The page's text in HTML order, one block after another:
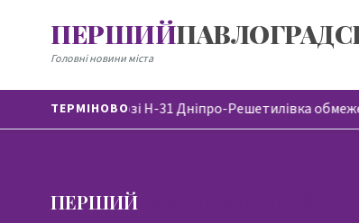
ПЕРШИЙ
Головні новини міста
ТЕРМІНОВО
На автодорозі Н-31 Дніпро-Решетилівка
ПЕРШИЙ